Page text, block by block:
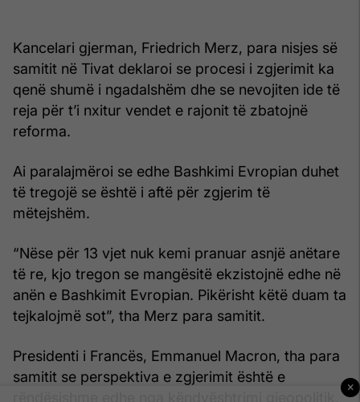
Kancelari gjerman, Friedrich Merz, para nisjes së
samitit në Tivat deklaroi se procesi i zgjerimit ka
qenë shumë i ngadalshëm dhe se nevojiten ide të
reja për t’i nxitur vendet e rajonit të zbatojnë
reforma.
Ai paralajmëroi se edhe Bashkimi Evropian duhet
të tregojë se është i aftë për zgjerim të
mëtejshëm.
“Nëse për 13 vjet nuk kemi pranuar asnjë anëtare
të re, kjo tregon se mangësitë ekzistojnë edhe në
anën e Bashkimit Evropian. Pikërisht këtë duam ta
tejkalojmë sot”, tha Merz para samitit.
Presidenti i Francës, Emmanuel Macron, tha para
samitit se perspektiva e zgjerimit është e
×